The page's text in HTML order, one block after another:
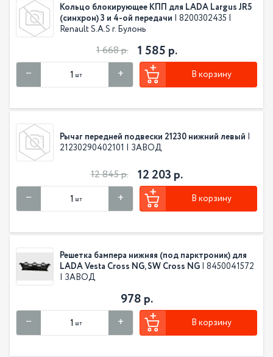
Кольцо блокирующее КПП для LADA Largus JR5
(синхрон) 3 и 4-ой передачи | 8200302435 |
Renault S.A.S г. Булонь
1 668 р. 1 585 р.
шт В корзину
Рычаг передней подвески 21230 нижний левый |
21230290402101 | ЗАВОД
12 845 р. 12 203 р.
шт В корзину
Решетка бампера нижняя (под парктроник) для
LADA Vesta Cross NG, SW Cross NG | 8450041572
| ЗАВОД
978 р.
шт В корзину